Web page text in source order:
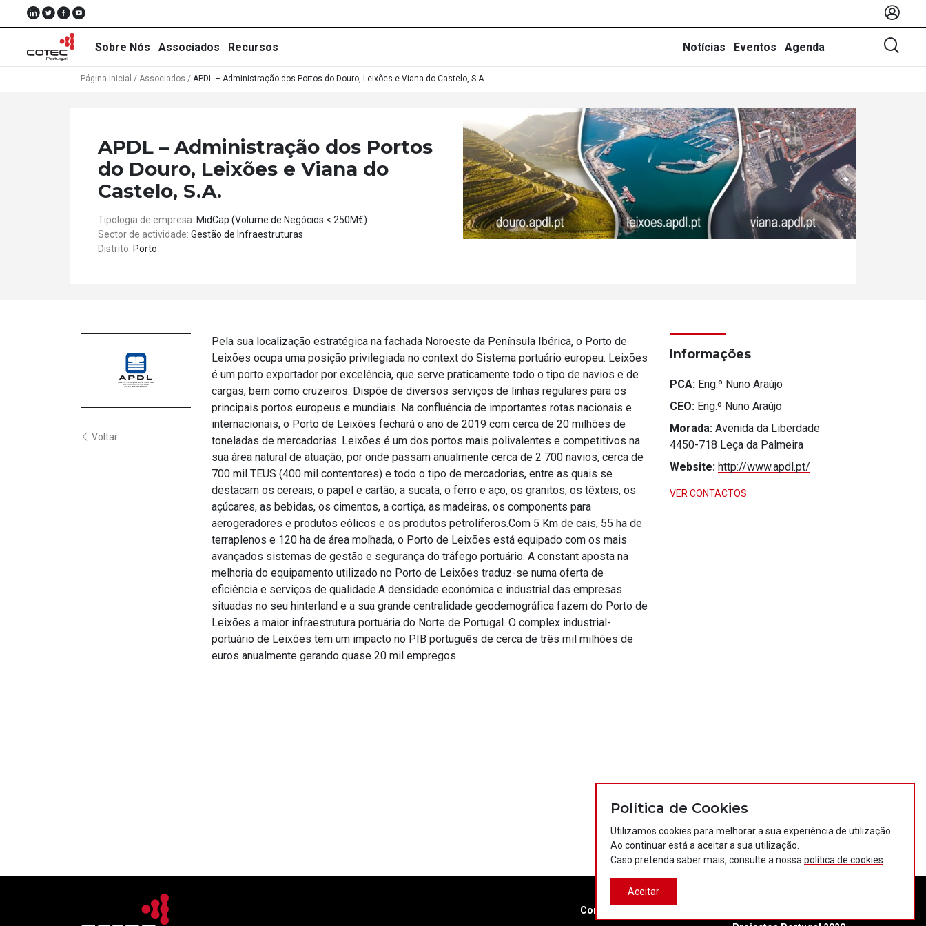
Sobre Nós Associados Recursos Notícias Eventos Agenda
Página Inicial / Associados / APDL – Administração dos Portos do Douro, Leixões e Viana do Castelo, S.A.
APDL – Administração dos Portos
do Douro, Leixões e Viana do
Castelo, S.A.
Tipologia de empresa: MidCap (Volume de Negócios < 250M€)
Sector de actividade: Gestão de Infraestruturas
Distrito: Porto
Voltar
Pela sua localização estratégica na fachada Noroeste da Península Ibérica, o Porto de
Leixões ocupa uma posição privilegiada no context do Sistema portuário europeu. Leixões
é um porto exportador por excelência, que serve praticamente todo o tipo de navios e de
cargas, bem como cruzeiros. Dispõe de diversos serviços de linhas regulares para os
principais portos europeus e mundiais. Na confluência de importantes rotas nacionais e
internacionais, o Porto de Leixões fechará o ano de 2019 com cerca de 20 milhões de
toneladas de mercadorias. Leixões é um dos portos mais polivalentes e competitivos na
sua área natural de atuação, por onde passam anualmente cerca de 2 700 navios, cerca de
700 mil TEUS (400 mil contentores) e todo o tipo de mercadorias, entre as quais se
destacam os cereais, o papel e cartão, a sucata, o ferro e aço, os granitos, os têxteis, os
açúcares, as bebidas, os cimentos, a cortiça, as madeiras, os components para
aerogeradores e produtos eólicos e os produtos petrolíferos.Com 5 Km de cais, 55 ha de
terraplenos e 120 ha de área molhada, o Porto de Leixões está equipado com os mais
avançados sistemas de gestão e segurança do tráfego portuário. A constant aposta na
melhoria do equipamento utilizado no Porto de Leixões traduz-se numa oferta de
eficiência e serviços de qualidade.A densidade económica e industrial das empresas
situadas no seu hinterland e a sua grande centralidade geodemográfica fazem do Porto de
Leixões a maior infraestrutura portuária do Norte de Portugal. O complex industrial-
portuário de Leixões tem um impacto no PIB português de cerca de três mil milhões de
euros anualmente gerando quase 20 mil empregos.
Informações
PCA: Eng.º Nuno Araújo
CEO: Eng.º Nuno Araújo
Morada: Avenida da Liberdade
4450-718 Leça da Palmeira
Website: http://www.apdl.pt/
VER CONTACTOS
Contactos
Política de Cookies
Utilizamos cookies para melhorar a sua experiência de utilização.
Ao continuar está a aceitar a sua utilização.
Caso pretenda saber mais, consulte a nossa política de cookies
Aceitar